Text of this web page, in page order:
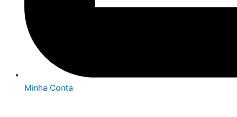
Minha Conta